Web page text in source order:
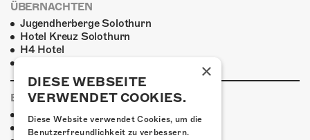
ÜBERNACHTEN
Jugendherberge Solothurn
Hotel Kreuz Solothurn
H4 Hotel
ESSENSTIPPS
Pier 11
Restaurant Kreuz
×
DIESE WEBSEITE
VERWENDET COOKIES.
Diese Website verwendet Cookies, um die
Benutzerfreundlichkeit zu verbessern.